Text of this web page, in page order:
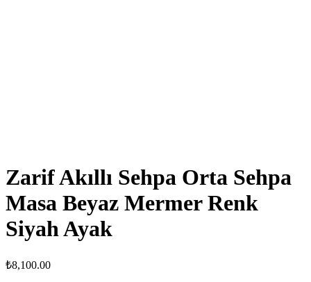
Zarif Akıllı Sehpa Orta Sehpa
Masa Beyaz Mermer Renk
Siyah Ayak
₺8,100.00